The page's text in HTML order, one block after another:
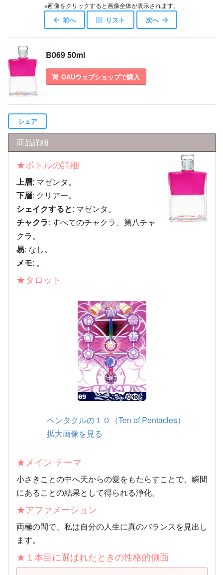
※画像をクリックすると画像全体が表示されます。
前へ リスト 次へ
B069 50ml
OAUウェブショップで購入
シェア
商品詳細
★ボトルの詳細
上層: マゼンタ。
下層: クリアー。
シェイクすると: マゼンタ。
チャクラ: すべてのチャクラ、第八チャ
クラ。
易: なし。
メモ: 。
★タロット
ペンタクルの１０（Ten of Pentacles）
拡大画像を見る
★メイン テーマ
小さきことの中へ天からの愛をもたらすことで、瞬間
にあることの結果として得られる浄化。
★アファメーション
両極の間で、私は自分の人生に真のバランスを見出し
ます。
★１本目に選ばれたときの性格的側面